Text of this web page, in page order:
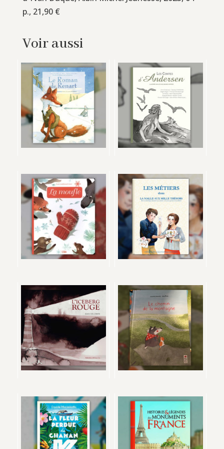
p., 21,90 €
Voir aussi